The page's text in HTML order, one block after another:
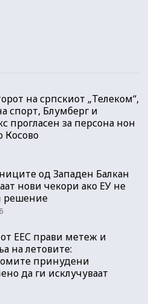
на српскиот „Телеком“,
спорт, Блумберг и
прогласен за персона нон
Косово
од Западен Балкан
нови чекори ако ЕУ не
решение
ЕЕС прави метеж и
на летовите:
принудени
да ги исклучуваат